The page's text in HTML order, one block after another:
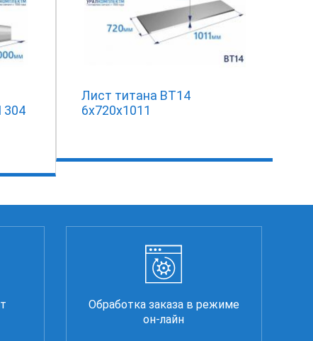
304
Лист титана ВТ14
6х720х1011
Обработка заказа в режиме
он-лайн